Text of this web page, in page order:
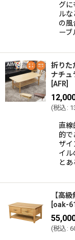
グに
ル
の風
ーブ
折りた
ナチュ
AFR
(税込 :
直線
的で
ザイ
イル
とあ
【高
oak-
(税込 :